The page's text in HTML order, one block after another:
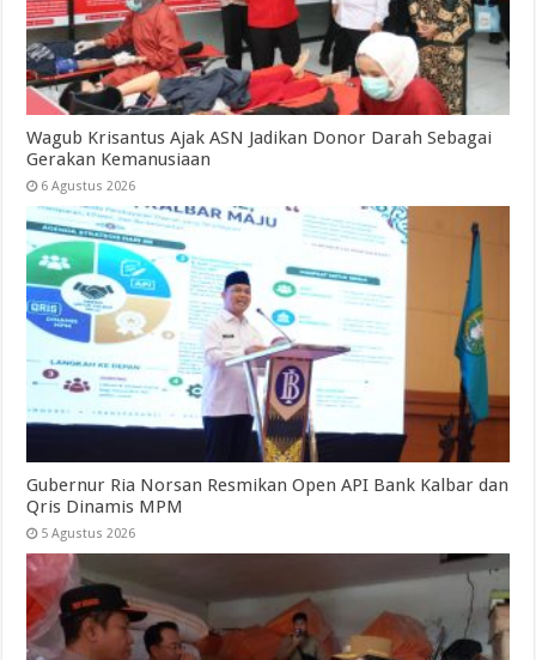
Wagub Krisantus Ajak ASN Jadikan Donor Darah Sebagai
Gerakan Kemanusiaan
6 Agustus 2026
Gubernur Ria Norsan Resmikan Open API Bank Kalbar dan
Qris Dinamis MPM
5 Agustus 2026